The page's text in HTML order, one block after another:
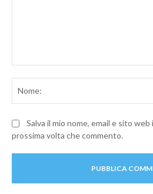
Salva il mio nome, email e sito
prossima volta che commento.